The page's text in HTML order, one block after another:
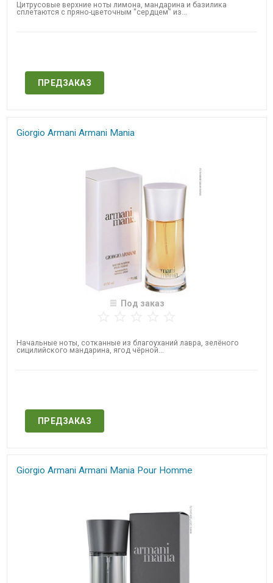
Цитрусовые верхние ноты лимона, мандарина и базилика
сплетаются с пряно-цветочным "сердцем" из...
ПРЕДЗАКАЗ
Giorgio Armani Armani Mania
Под заказ
Начальные ноты, сотканные из благоуханий лавра, зелёного
сицилийского мандарина, ягод чёрной...
ПРЕДЗАКАЗ
Giorgio Armani Armani Mania Pour Homme